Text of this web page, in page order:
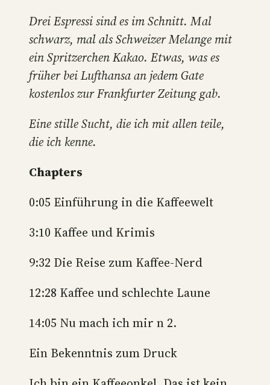
Drei Espressi sind es im Schnitt. Mal
schwarz, mal als Schweizer Melange mit
ein Spritzerchen Kakao. Etwas, was es
früher bei Lufthansa an jedem Gate
kostenlos zur Frankfurter Zeitung gab.
Eine stille Sucht, die ich mit allen teile,
die ich kenne.
Chapters
0:05 Einführung in die Kaffeewelt
3:10 Kaffee und Krimis
9:32 Die Reise zum Kaffee-Nerd
12:28 Kaffee und schlechte Laune
14:05 Nu mach ich mir n 2.
Ein Bekenntnis zum Druck